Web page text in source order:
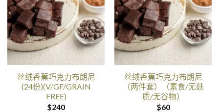
丝绒香蕉巧克力布朗尼
(24份)(V/GF/GRAIN
FREE)
$240
丝绒香蕉巧克力布朗尼
（两件套）（素食/无麸
质/无谷物）
$60